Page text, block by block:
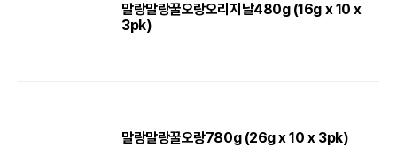
말랑말랑꿀오랑오리지날480g (16g x 10 x
3pk)
말랑말랑꿀오랑780g (26g x 10 x 3pk)